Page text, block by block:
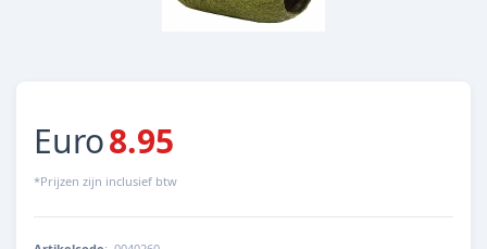
Euro8.95
*Prijzen zijn inclusief btw